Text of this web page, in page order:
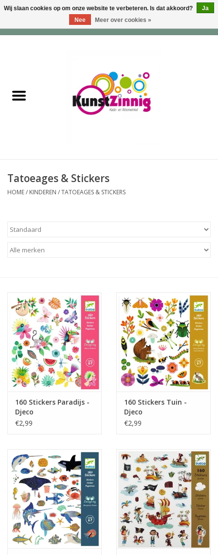
Wonen & Lifestyle
Tassen & Portemonnees
Kinderen
Stationery & Gifts
Sieraden
Hebbedingen
Thee, Koffie & wat Lekkers
Wenskaarten
Brievenbus Kadootjes
Kadobonnen
Geslaagd!
Tatoeages & Stickers
HOME/ KINDEREN /TATOEAGES & STICKERS
160 Stickers Paradijs -
Djeco
€2,99
160 Stickers Tuin -
Djeco
€2,99
Wij slaan cookies op om onze website te verbeteren. Is dat akkoord?
Ja
Nee
Meer over cookies »